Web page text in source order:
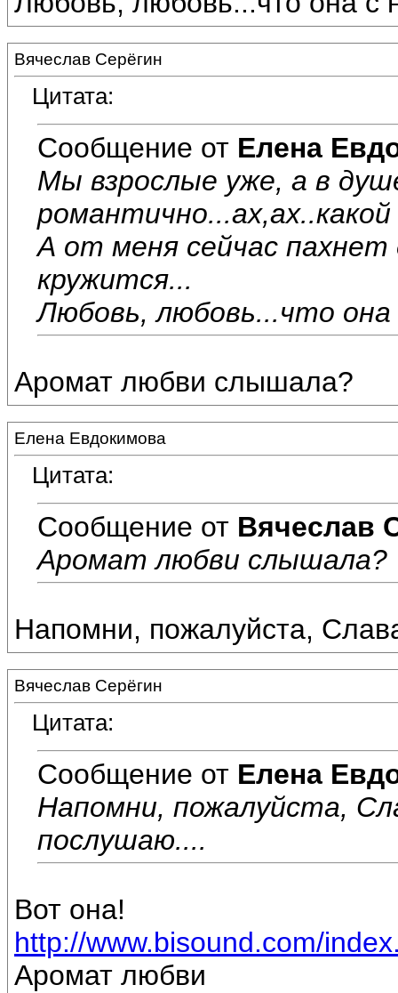
Вячеслав Серёгин
Цитата:
Сообщение от Елена
Мы взрослые уже, а в
романтично...ах,ах..какой
А от меня сейчас пахнет
кружится...
Любовь, любовь...что
Аромат любви слышала?
Елена Евдокимова
Цитата:
Сообщение от Вячеслав
Аромат любви слышала?
Напомни, пожалуйста,
Вячеслав Серёгин
Цитата:
Сообщение от Елена
Напомни, пожалуйста,
послушаю....
Вот она!
http://www.bisound.com/
Аромат любви